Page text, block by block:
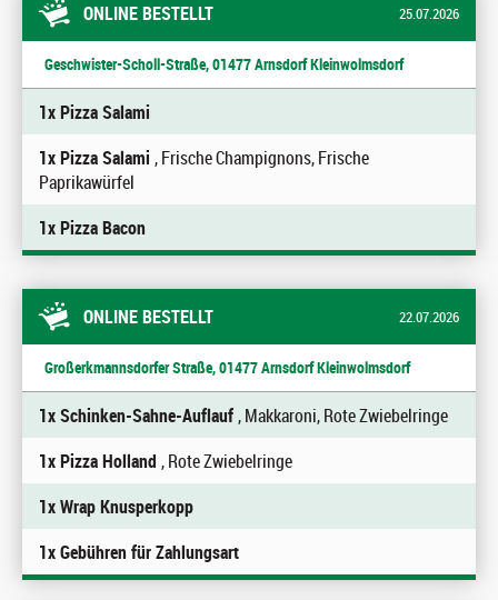
ONLINE BESTELLT 25.07.2026
Geschwister-Scholl-Straße, 01477 Arnsdorf Kleinwolmsdorf
1x Pizza Salami
1x Pizza Salami , Frische Champignons, Frische
Paprikawürfel
1x Pizza Bacon
ONLINE BESTELLT 22.07.2026
Großerkmannsdorfer Straße, 01477 Arnsdorf Kleinwolmsdorf
1x Schinken-Sahne-Auflauf, Makkaroni, Rote Zwiebelringe
1x Pizza Holland , Rote Zwiebelringe
1x Wrap Knusperkopp
1x Gebühren für Zahlungsart